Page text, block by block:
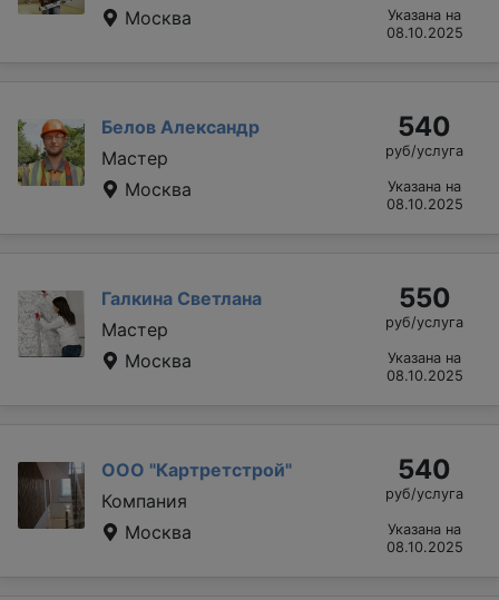
Москва
Указана на
08.10.2025
Белов Александр
Мастер
Москва
540
руб/услуга
Указана на
08.10.2025
Галкина Светлана
Мастер
Москва
550
руб/услуга
Указана на
08.10.2025
ООО "Картретстрой"
Компания
Москва
540
руб/услуга
Указана на
08.10.2025